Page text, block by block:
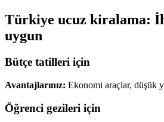
Türkiye ucuz kiralama:
uygun
Bütçe tatilleri için
Avantajlarınız: Ekonomi araçlar, düşük
Öğrenci gezileri için